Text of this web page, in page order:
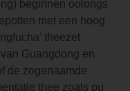
beginnen oolongs
met een hoog
theezet
Guangdong en
de zogenaamde
thee zoals pu